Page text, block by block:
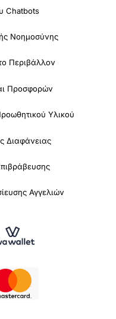
Chatbots
Νοημοσύνης
Περιβάλλον
Προσφορών
Υλικού
Διαφάνειας
Αγγελιών